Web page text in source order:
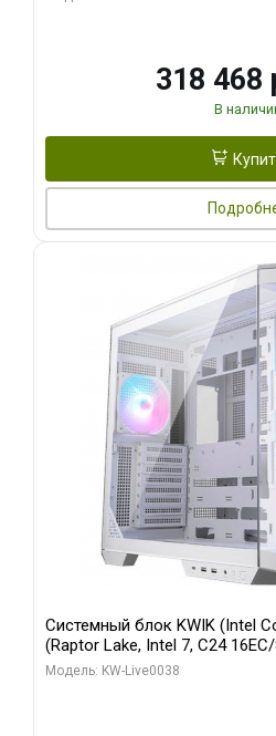
318 468
В
Системный блок KWIK (Intel
(Raptor Lake, Intel 7, C24
модуля)/ Gigabyte RX9070XT
Модель: KW-Live0038